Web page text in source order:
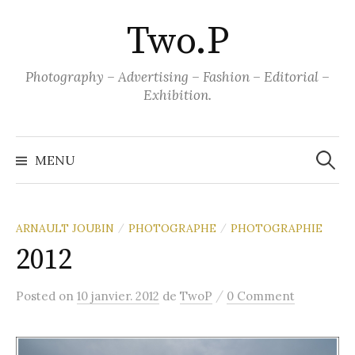
Two.P
Photography – Advertising – Fashion – Editorial –
Exhibition.
MENU
ARNAULT JOUBIN / PHOTOGRAPHE / PHOTOGRAPHIE
2012
Posted on 10 janvier. 2012 de TwoP / 0 Comment